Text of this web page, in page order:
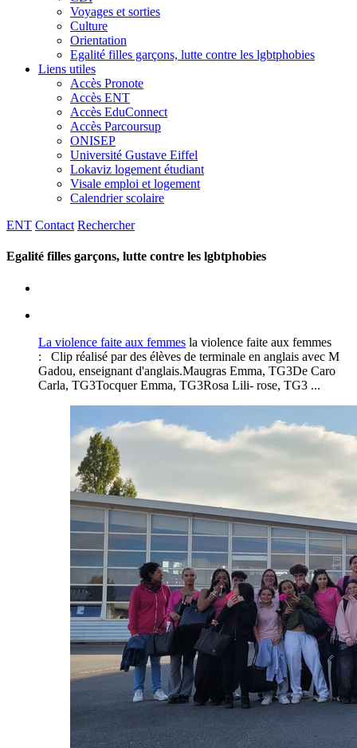
Voyages et sorties
Culture
Orientation
Egalité filles garçons, lutte contre les lgbtphobies
Liens utiles
Accès Pronote
Accès ENT
Accès EduConnect
Accès Parcoursup
ONISEP
Université Gustave Eiffel
Lokaviz logement étudiant
Visale emploi et logement
Calendrier scolaire
ENT Contact Rechercher
Egalité filles garçons, lutte contre les lgbtphobies
La violence faite aux femmes la violence faite aux femmes
: Clip réalisé par des élèves de terminale en anglais avec M
Gadou, enseignant d'anglais.Maugras Emma, TG3De Caro
Carla, TG3Tocquer Emma, TG3Rosa Lili- rose, TG3 ...